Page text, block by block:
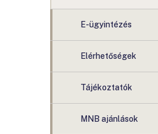
E-ügyintézés
Elérhetőségek
Tájékoztatók
MNB ajánlások